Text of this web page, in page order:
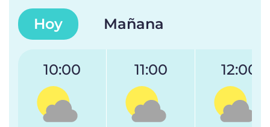
Hoy Mañana
10:00 11:00 12:00